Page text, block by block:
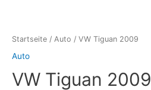
Startseite / Auto / VW Tiguan 2009
Auto
VW Tiguan 2009